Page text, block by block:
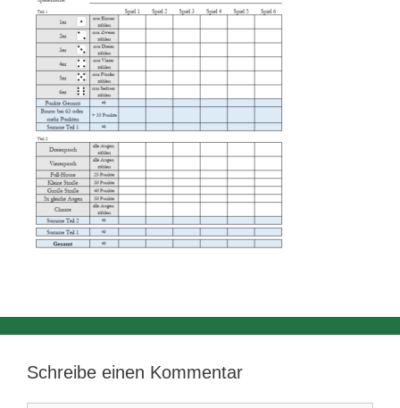
Schreibe einen Kommentar